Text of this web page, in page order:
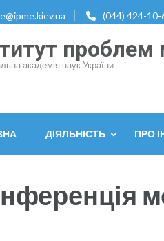
(044) 424-10-
академія наук України
ДІЯЛЬНІСТЬ ПРО